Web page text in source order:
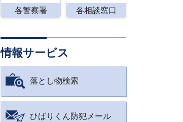
各警察署 各相談窓口
情報サービス
落とし物検索
ひばりくん防犯メール